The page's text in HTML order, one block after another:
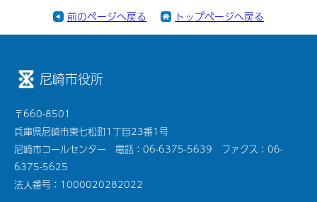
前のページへ戻る トップページへ戻る
尼崎市役所
〒660-8501
兵庫県尼崎市東七松町1丁目23番1号
尼崎市コールセンター 電話：06-6375-5639 ファクス：06-
6375-5625
法人番号：1000020282022